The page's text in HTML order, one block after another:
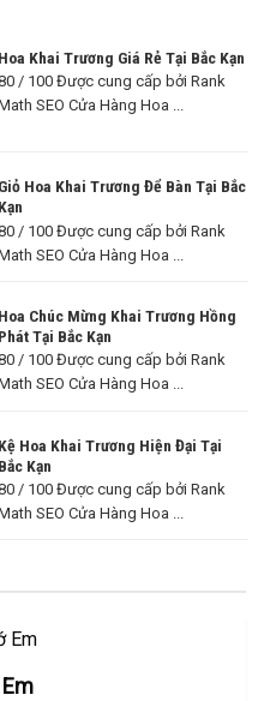
Hoa Khai Trương Giá Rẻ Tại Bắc Kạn
/ 100 Được cung cấp bởi Rank
SEO Cửa Hàng Hoa ...
Giỏ Hoa Khai Trương Để Bàn Tại Bắc
Kạn
/ 100 Được cung cấp bởi Rank
SEO Cửa Hàng Hoa ...
Hoa Chúc Mừng Khai Trương Hồng
Phát Tại Bắc Kạn
/ 100 Được cung cấp bởi Rank
SEO Cửa Hàng Hoa ...
Kệ Hoa Khai Trương Hiện Đại Tại
Bắc Kạn
/ 100 Được cung cấp bởi Rank
SEO Cửa Hàng Hoa ...